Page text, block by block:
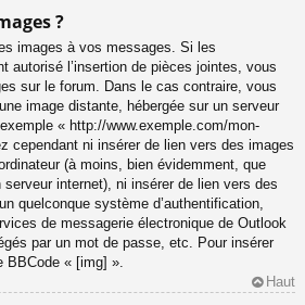
?
images à vos messages. Si les
autorisé l’insertion de pièces jointes, vous
sur le forum. Dans le cas contraire, vous
image distante, hébergée sur un serveur
« http://www.exemple.com/mon-
cependant ni insérer de lien vers des images
(à moins, bien évidemment, que
internet), ni insérer de lien vers des
quelconque système d’authentification,
de messagerie électronique de Outlook
par un mot de passe, etc. Pour insérer
« [img] ».
Haut